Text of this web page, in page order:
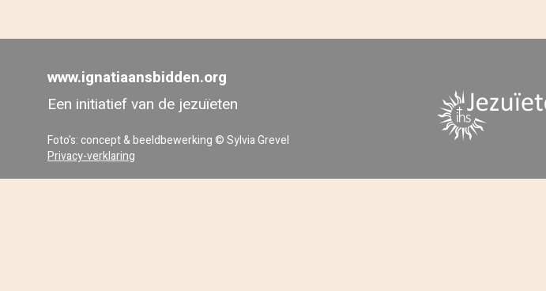
www.ignatiaansbidden.org
Een initiatief van de jezuïeten
Foto's: concept & beeldbewerking © Sylvia Grevel
Privacy-verklaring